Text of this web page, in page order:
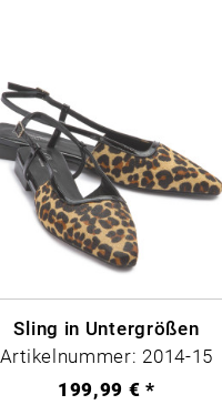
Sling in Untergrößen
Artikelnummer: 2014-15
199,99 € *